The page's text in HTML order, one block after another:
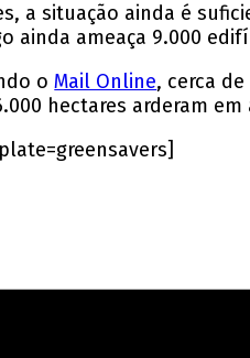
a situação ainda é
ainda ameaça 9.000
oMail Online, cerca
hectares arderam em